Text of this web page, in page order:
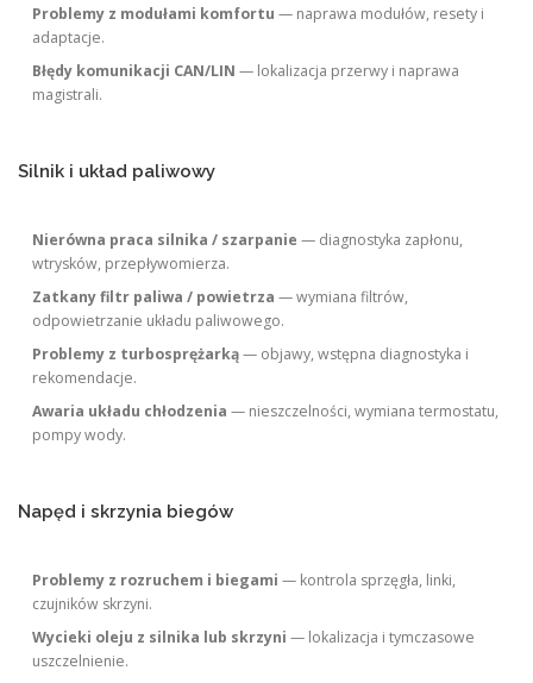
Problemy z modułami komfortu — naprawa modułów, resety i
adaptacje.
Błędy komunikacji CAN/LIN — lokalizacja przerwy i naprawa
magistrali.
Silnik i układ paliwowy
Nierówna praca silnika / szarpanie — diagnostyka zapłonu,
wtrysków, przepływomierza.
Zatkany filtr paliwa / powietrza — wymiana filtrów,
odpowietrzanie układu paliwowego.
Problemy z turbosprężarką— objawy, wstępna diagnostyka i
rekomendacje.
Awaria układu chłodzenia — nieszczelności, wymiana termostatu,
pompy wody.
Napęd i skrzynia biegów
Problemy z rozruchem i biegami — kontrola sprzęgła, linki,
czujników skrzyni.
Wycieki oleju z silnika lub skrzyni — lokalizacja i tymczasowe
uszczelnienie.